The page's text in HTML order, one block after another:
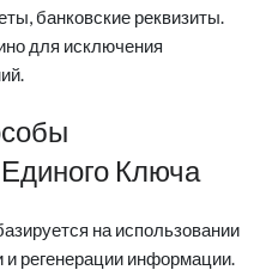
банковские реквизиты.
для исключения
Ключа
на использовании
и регенерации информации.